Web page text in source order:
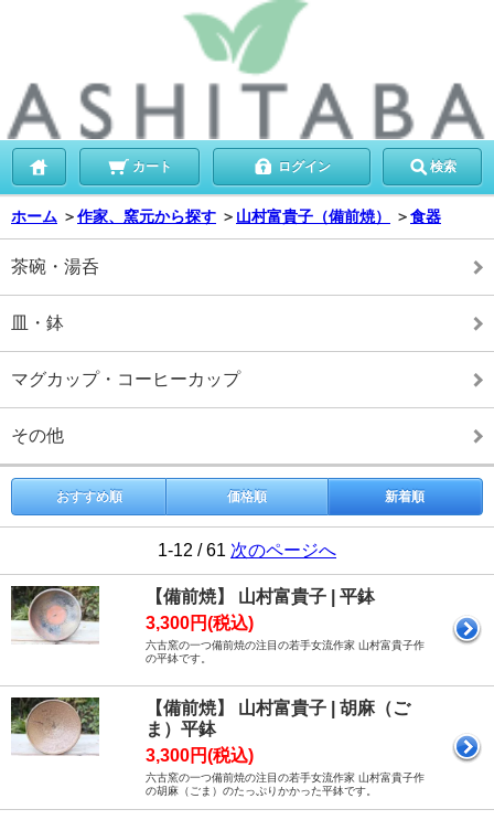
カート ログイン 検索
ホーム ＞作家、窯元から探す ＞ 山村富貴子（備前焼） ＞食器
茶碗・湯呑
皿・鉢
マグカップ・コーヒーカップ
その他
おすすめ順 価格順 新着順
1-12 / 61 次のページへ
【備前焼】 山村富貴子 | 平鉢
3,300円(税込)
六古窯の一つ備前焼の注目の若手女流作家 山村富貴子作
の平鉢です。
【備前焼】 山村富貴子 | 胡麻（ご
ま）平鉢
3,300円(税込)
六古窯の一つ備前焼の注目の若手女流作家 山村富貴子作
の胡麻（ごま）のたっぷりかかった平鉢です。